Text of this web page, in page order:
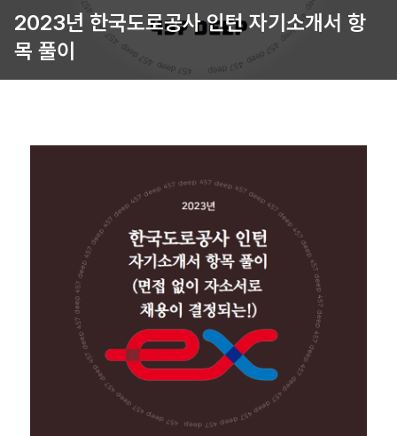
2023년 한국도로공사 인턴 자기소개서 항
목 풀이